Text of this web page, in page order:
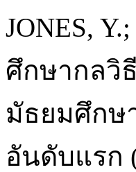
JONES,
ศึกษากลวิ
มัธยมศึกษ
อันดับแรก